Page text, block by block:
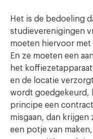
Het is de bedoeling
studieverenigingen
moeten hiervoor
En ze moeten een
het
en de locatie
wordt goedgekeurd,
principe een
misgaan, dan krijgen
een potje van